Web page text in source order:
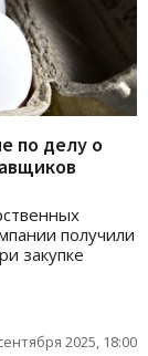
по делу о
получили
закупке
2025, 18:00